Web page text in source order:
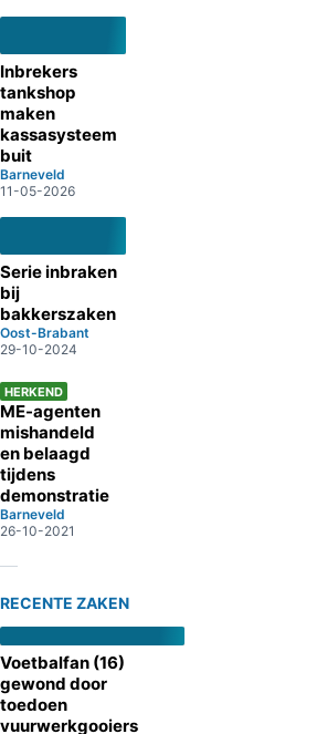
Inbrekers
tankshop
maken
kassasysteem
buit
Barneveld
11-05-2026
Serie inbraken
bij
bakkerszaken
Oost-Brabant
29-10-2024
HERKEND
ME-agenten
mishandeld
en belaagd
tijdens
demonstratie
Barneveld
26-10-2021
RECENTE ZAKEN
Voetbalfan (16)
gewond door
toedoen
vuurwerkgooiers